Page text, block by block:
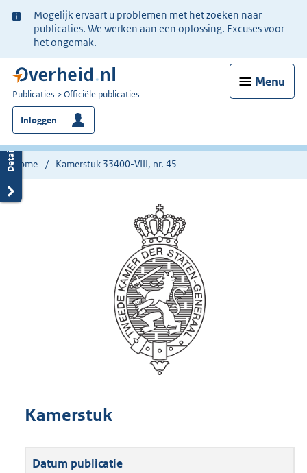
Ter
informatie:
Mogelijk ervaart u problemen met het zoeken naar
publicaties. We werken aan een oplossing. Excuses voor
het ongemak.
Menu
U
bent
nu
hier:
Publicaties Officiële publicaties
Inloggen
Home Kamerstuk 33400-VIII, nr. 45
Kamerstuk